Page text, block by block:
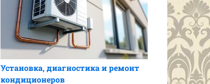
Установка, диагностика и ремонт
кондиционеров